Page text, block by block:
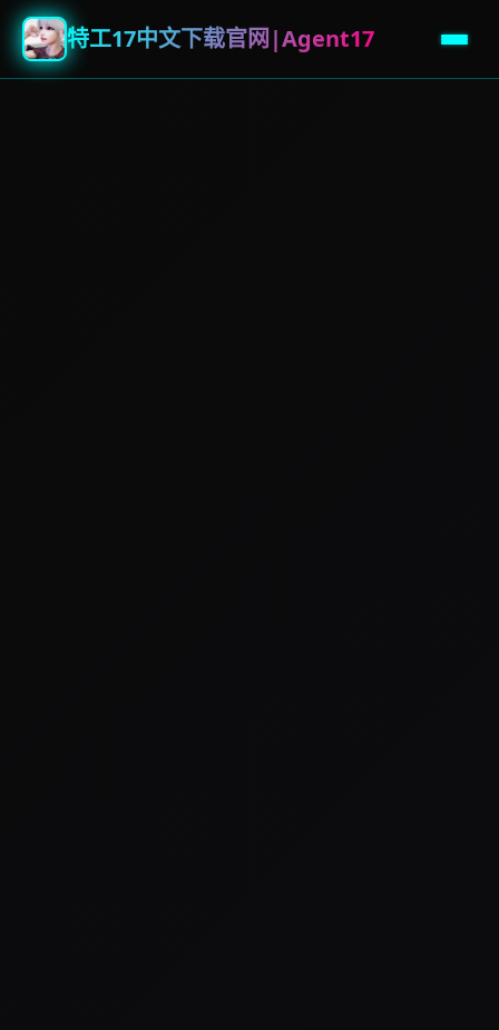
特工17中文下载官网|Agent17